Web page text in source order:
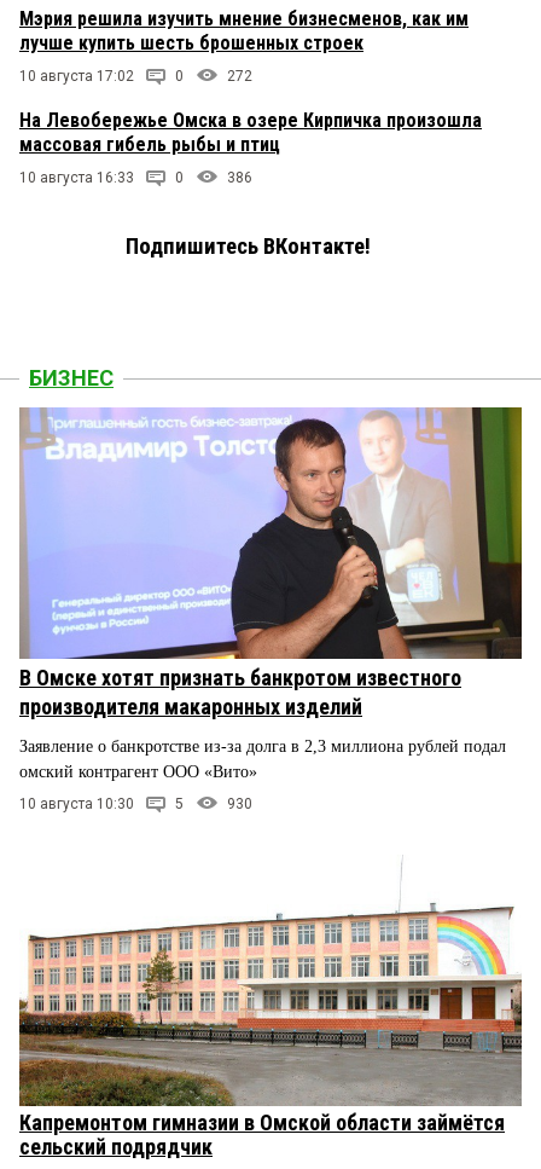
Мэрия решила изучить мнение бизнесменов, как им
лучше купить шесть брошенных строек
10 августа 17:02 0 272
На Левобережье Омска в озере Кирпичка произошла
массовая гибель рыбы и птиц
10 августа 16:33 0 386
Подпишитесь ВКонтакте!
БИЗНЕС
В Омске хотят признать банкротом известного
производителя макаронных изделий
Заявление о банкротстве из-за долга в 2,3 миллиона рублей подал
омский контрагент ООО «Вито»
10 августа 10:30 5 930
Капремонтом гимназии в Омской области займётся
сельский подрядчик